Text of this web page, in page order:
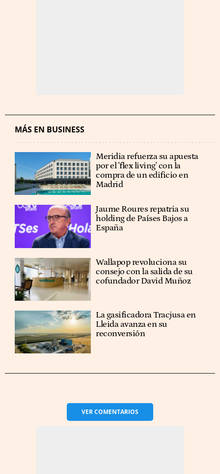
MÁS EN BUSINESS
Meridia refuerza su apuesta
por el 'flex living' con la
compra de un edificio en
Madrid
Jaume Roures repatria su
holding de Países Bajos a
España
Wallapop revoluciona su
consejo con la salida de su
cofundador David Muñoz
La gasificadora Tracjusa en
Lleida avanza en su
reconversión
VERCOMENTARIOS